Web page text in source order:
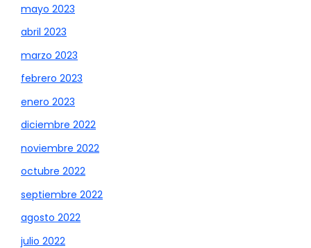
mayo 2023
abril 2023
marzo 2023
febrero 2023
enero 2023
diciembre 2022
noviembre 2022
octubre 2022
septiembre 2022
agosto 2022
julio 2022